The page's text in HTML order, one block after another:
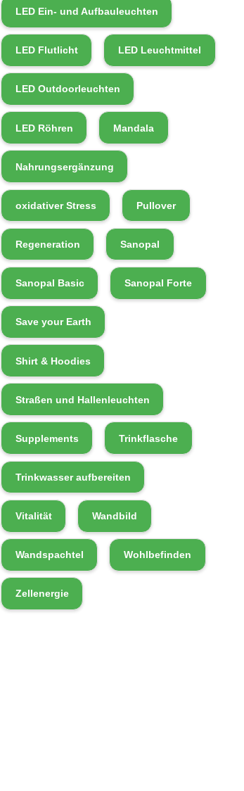
LED Ein- und Aufbauleuchten
LED Flutlicht LED Leuchtmittel
LED Outdoorleuchten
LED Röhren Mandala
Nahrungsergänzung
oxidativer Stress Pullover
Regeneration Sanopal
Sanopal Basic Sanopal Forte
Save your Earth
Shirt & Hoodies
Straßen und Hallenleuchten
Supplements Trinkflasche
Trinkwasser aufbereiten
Vitalität Wandbild
Wandspachtel Wohlbefinden
Zellenergie